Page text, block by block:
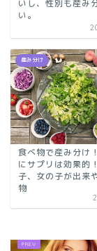
いし、性別も産み
い。
産み分け
食べ物で産み分け
にサプリは効果的
子、女の子が出来
物